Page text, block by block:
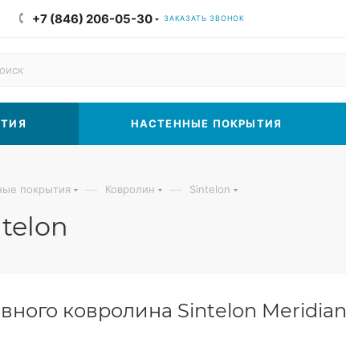
+7 (846) 206-05-30 ЗАКАЗАТЬ ЗВОНОК
НАСТЕННЫЕ ПОКРЫТИЯ
покрытия — Ковролин — Sintelon
ковролина Sintelon Meridian